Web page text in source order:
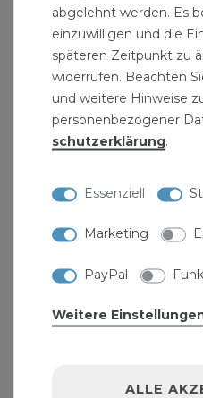
Frostschutz-
59,99 € *
Meter | 4,28 € / Meter
abgelehnt werden. Es
einzuwilligen und die
späteren Zeitpunkt zu
widerrufen. Beachten
und weitere Hinweise
personenbezogener
schutz­erklärung.
Essenziell
Marketing
PayPal
Weitere
ALLE